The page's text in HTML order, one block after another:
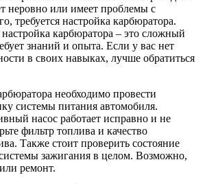
неровно или имеет проблемы с
требуется настройка карбюратора.
карбюратора – это сложный
знаний и опыта. Если у вас нет
в своих навыках, лучше обратиться
необходимо провести
системы питания автомобиля.
насос работает исправно и не
фильтр топлива и качество
Также стоит проверить состояние
зажигания в целом. Возможно,
ремонт.